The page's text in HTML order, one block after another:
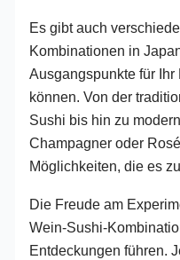
Es gibt auch
Kombinationen in
Ausgangspunkte für
können. Von der
Sushi bis hin zu
Champagner oder
Möglichkeiten, die es
Die Freude am
Wein-Sushi-
Entdeckungen führen.